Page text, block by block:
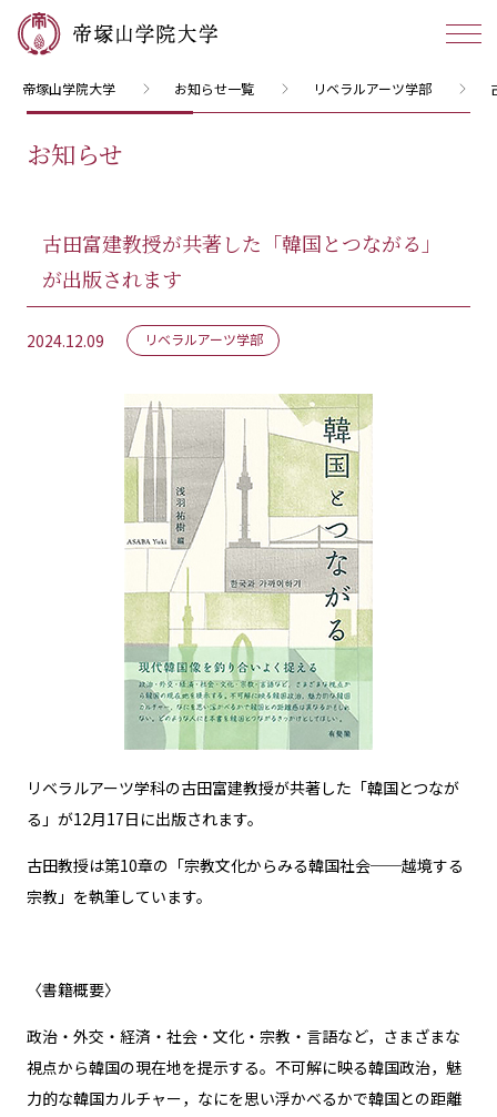
帝塚山学院大学 お知らせ一覧 リベラルアーツ学部
お知らせ
古田富建教授が共著した「韓国とつながる」
が出版されます
2024.12.09 リベラルアーツ学部
リベラルアーツ学科の古田富建教授が共著した「韓国とつなが
る」が12月17日に出版されます。
古田教授は第10章の「宗教文化からみる韓国社会──越境する
宗教」を執筆しています。
〈書籍概要〉
政治・外交・経済・社会・文化・宗教・言語など，さまざまな
視点から韓国の現在地を提示する。不可解に映る韓国政治，魅
力的な韓国カルチャー，なにを思い浮かべるかで韓国との距離